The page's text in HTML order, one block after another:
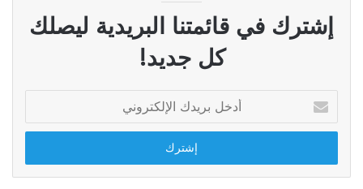
إشترك في قائمتنا البريدية ليصلك
كل جديد!
بريدك
الإلكتروني